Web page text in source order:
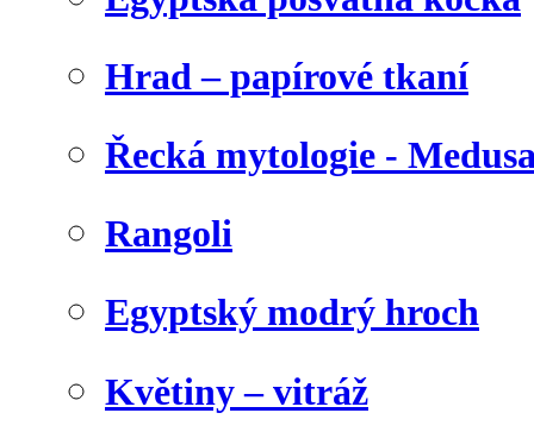
Hrad – papírové tkaní
Řecká mytologie -
Rangoli
Egyptský modrý hroch
Květiny – vitráž